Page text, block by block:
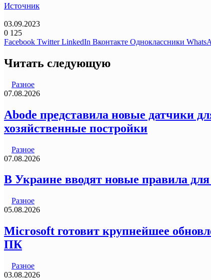
Источник
03.09.2023
0 125
Facebook Twitter LinkedIn Вконтакте Одноклассники
Читать следующую
Разное
07.08.2026
Abode представила новые датчики
хозяйственные постройки
Разное
07.08.2026
В Украине вводят новые правила
Разное
05.08.2026
Microsoft готовит крупнейшее
ПК
Разное
03.08.2026